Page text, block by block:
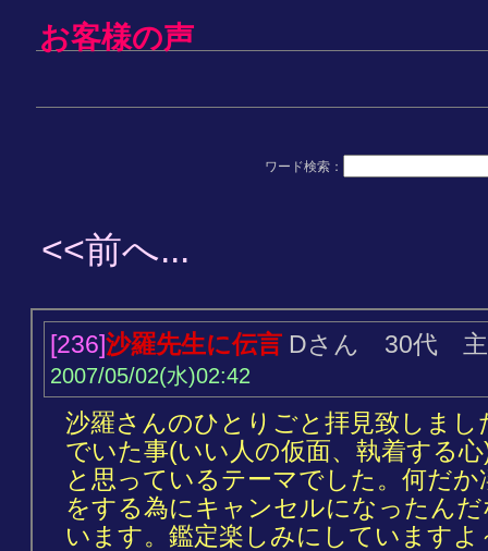
お客様の声
ワード検索：
<<前へ...
[236]沙羅先生に伝言 Dさん 30代
2007/05/02(水)02:42
沙羅さんのひとりごと拝見致しま
でいた事(いい人の仮面、執着する
と思っているテーマでした。何だ
をする為にキャンセルになったん
います。鑑定楽しみにしていますよ